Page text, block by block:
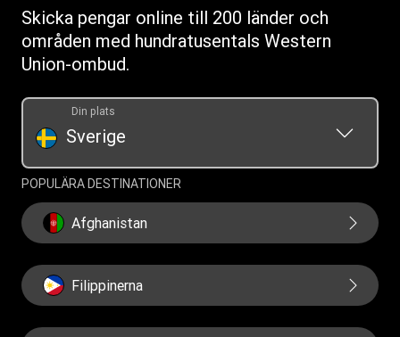
Cookieinformation
Skicka pengar online till 200 länder och
områden med hundratusentals Western
Union-ombud.
Sverige
Din plats
POPULÄRA DESTINATIONER
Afghanistan
Filippinerna